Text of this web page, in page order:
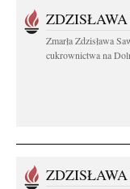
Zmarła Zdzisława
cukrownictwa na